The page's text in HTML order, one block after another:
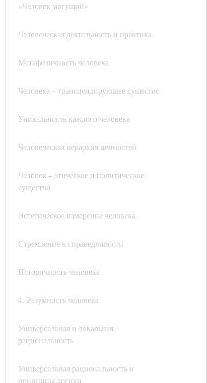
«Человек могущий»
Человеческая деятельность и практика
Метафизичность человека
Человека – трансцендирующее существо
Уникальность каждого человека
Человеческая иерархия ценностей
Человек – этическое и политическое
существо
Эстетическое измерение человека
Стремление к справедливости
Историчность человека
4. Разумность человека
Универсальная и локальная
рациональность
Универсальная рациональность и
принципы логики